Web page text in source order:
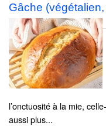
Gâche
l’onctuosité à la mie,
aussi plus...